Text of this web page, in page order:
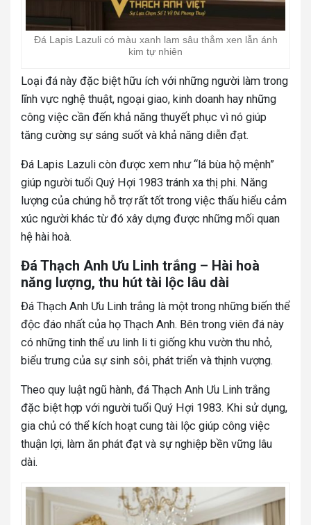
Đá Lapis Lazuli có màu xanh lam sâu thẳm xen lẫn ánh
kim tự nhiên
Loại đá này đặc biệt hữu ích với những người làm trong
lĩnh vực nghệ thuật, ngoại giao, kinh doanh hay những
công việc cần đến khả năng thuyết phục vì nó giúp
tăng cường sự sáng suốt và khả năng diễn đạt.
Đá Lapis Lazuli còn được xem như “lá bùa hộ mệnh”
giúp người tuổi Quý Hợi 1983 tránh xa thị phi. Năng
lượng của chúng hỗ trợ rất tốt trong việc thấu hiểu cảm
xúc người khác từ đó xây dựng được những mối quan
hệ hài hoà.
Đá Thạch Anh Ưu Linh trắng – Hài hoà
năng lượng, thu hút tài lộc lâu dài
Đá Thạch Anh Ưu Linh trắng là một trong những biến thể
độc đáo nhất của họ Thạch Anh. Bên trong viên đá này
có những tinh thể ưu linh li ti giống khu vườn thu nhỏ,
biểu trưng của sự sinh sôi, phát triển và thịnh vượng.
Theo quy luật ngũ hành, đá Thạch Anh Ưu Linh trắng
đặc biệt hợp với người tuổi Quý Hợi 1983. Khi sử dụng,
gia chủ có thể kích hoạt cung tài lộc giúp công việc
thuận lợi, làm ăn phát đạt và sự nghiệp bền vững lâu
dài.